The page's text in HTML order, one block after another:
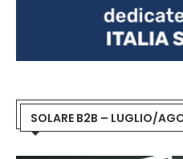
SOLARE B2B – LUGLIO/